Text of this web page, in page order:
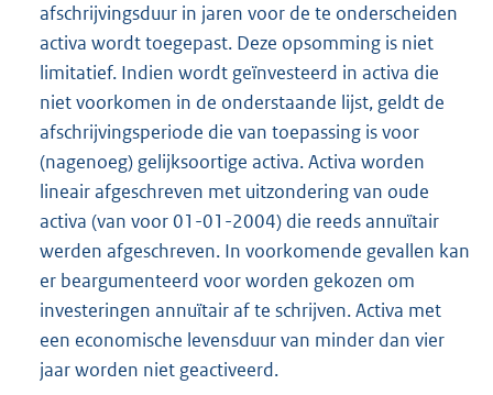
afschrijvingsduur in jaren voor de te onderscheiden
activa wordt toegepast. Deze opsomming is niet
limitatief. Indien wordt geïnvesteerd in activa die
niet voorkomen in de onderstaande lijst, geldt de
afschrijvingsperiode die van toepassing is voor
(nagenoeg) gelijksoortige activa. Activa worden
lineair afgeschreven met uitzondering van oude
activa (van voor 01-01-2004) die reeds annuïtair
werden afgeschreven. In voorkomende gevallen kan
er beargumenteerd voor worden gekozen om
investeringen annuïtair af te schrijven. Activa met
een economische levensduur van minder dan vier
jaar worden niet geactiveerd.